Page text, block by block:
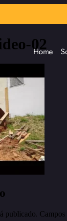
Home
02
publicado.